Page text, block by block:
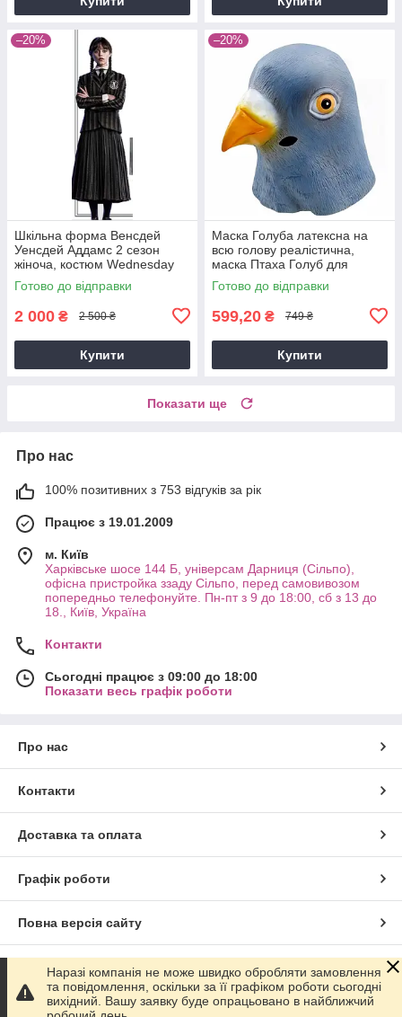
–20%
Шкільна форма Венсдей
Уенсдей Аддамс 2 сезон
жіноча, костюм Wednesday
Addams для аніматорів і
вечірок, розмір M L
Готово до відправки
2 000 ₴ 2 500 ₴
Купити
–20%
Маска Голуба латексна на
всю голову реалістична,
маска Птаха Голуб для
карнавалу, Хелловіну,
косплею та виступів
Готово до відправки
599,20 ₴ 749 ₴
Купити
Показати ще
Про нас
100% позитивних з 753 відгуків за рік
Працює з 19.01.2009
м. Київ
Харківське шосе 144 Б, універсам Дарниця (Сільпо),
офісна пристройка ззаду Сільпо, перед самовивозом
попередньо телефонуйте. Пн-пт з 9 до 18:00, сб з 13 до
18., Київ, Україна
Контакти
Сьогодні працює з 09:00 до 18:00
Показати весь графік роботи
Про нас
Контакти
Доставка та оплата
Графік роботи
Повна версія сайту
Сайт створено на маркетплейсі Prom.ua
Політика конфіденційності
Наразі компанія не може швидко обробляти замовлення
та повідомлення, оскільки за її графіком роботи сьогодні
вихідний. Вашу заявку буде опрацьовано в найближчий